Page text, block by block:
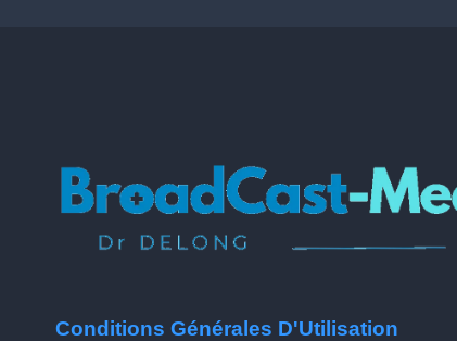
Conditions Générales D'Utilisation